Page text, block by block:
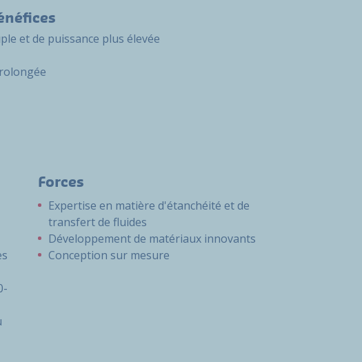
et de puissance plus élevée
Forces
Expertise en matière d'étanchéité et de
transfert de fluides
Développement de matériaux innovants
Conception sur mesure